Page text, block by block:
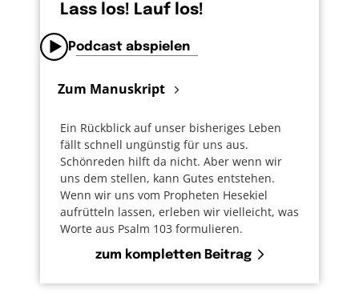
Lass los! Lauf los!
Podcast abspielen
Zum Manuskript
Ein Rückblick auf unser bisheriges Leben
fällt schnell ungünstig für uns aus.
Schönreden hilft da nicht. Aber wenn wir
uns dem stellen, kann Gutes entstehen.
Wenn wir uns vom Propheten Hesekiel
aufrütteln lassen, erleben wir vielleicht, was
Worte aus Psalm 103 formulieren.
zum kompletten Beitrag